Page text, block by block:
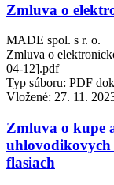
Zmluva o
MADE spol. s r. o.
Zmluva o
04-12].pdf
Typ súboru: PDF
Vložené: 27. 11.
Zmluva o kupe
uhlovodikovych
flasiach